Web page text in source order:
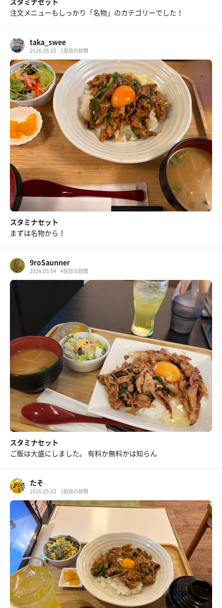
注文メニューもしっかり「名物」のカテゴリーでした！
taka_swee
2026.05.05 1回目の訪問
スタミナセット
まずは名物から！
9roSaunner
2026.05.04 4回目の訪問
スタミナセット
ご飯は大盛にしました。 有料か無料かは知らん
たそ
2026.05.02 1回目の訪問